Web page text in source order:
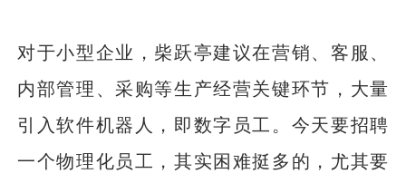
对于小型企业，柴跃亭建议在营销、客服、
内部管理、采购等生产经营关键环节，大量
引入软件机器人，即数字员工。今天要招聘
一个物理化员工，其实困难挺多的，尤其要